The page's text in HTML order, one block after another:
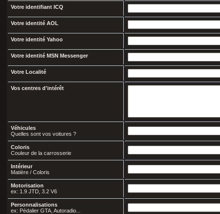
Votre identifiant ICQ
Votre identité AOL
Votre identité Yahoo
Votre identité MSN Messenger
Votre Localité
Vos centres d'intérêt
Véhicules
Quelles sont vos voitures ?
Coloris
Couleur de la carrosserie
Intérieur
Matière / Coloris
Motorisation
ex: 1.9 JTD, 3.2 V6
Personnalisations
ex: Pédalier GTA, Autoradio...